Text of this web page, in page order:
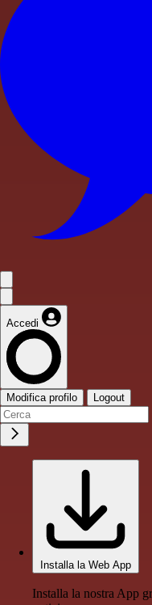
Accedi
Modifica profilo Logout
Installa la Web App
Installa la nostra App